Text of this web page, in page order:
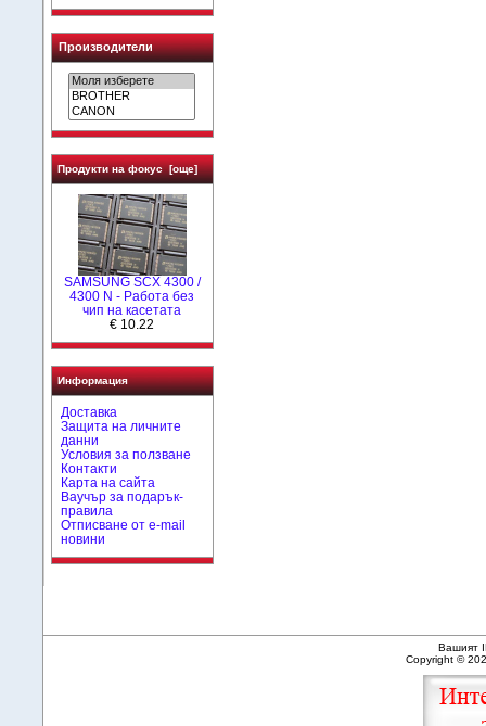
Производители
Продукти на фокус [още]
SAMSUNG SCX 4300 /
4300 N - Работа без
чип на касетата
€ 10.22
Информация
Доставка
Защита на личните
данни
Условия за ползване
Контакти
Карта на сайта
Ваучър за подарък-
правила
Отписване от e-mail
новини
Вашият
Copyright ©